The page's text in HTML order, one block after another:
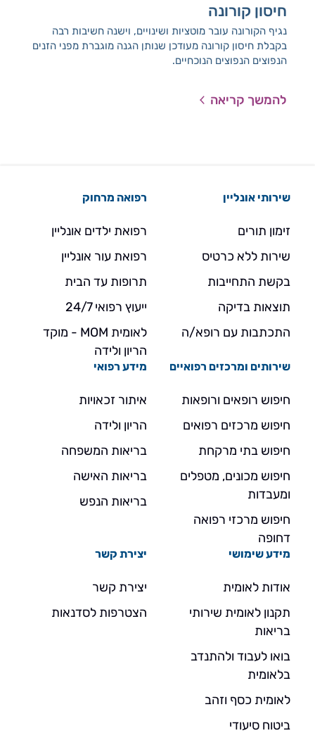
חיסון קורונה
נגיף הקורונה עובר מוטציות ושינויים, וישנה חשיבות רבה
בקבלת חיסון קורונה מעודכן שנותן הגנה מוגברת מפני הזנים
הנפוצים הנפוצים הנוכחיים.
להמשך קריאה
שירותי אונליין
זימון תורים
שירות ללא כרטיס
בקשת התחייבות
תוצאות בדיקה
התכתבות עם רופא/ה
רפואה מרחוק
רפואת ילדים אונליין
רפואת עור אונליין
תרופות עד הבית
ייעוץ רפואי 24/7
לאומית MOM - מוקד
הריון ולידה
שירותים ומרכזים רפואיים
חיפוש רופאים ורופאות
חיפוש מרכזים רפואים
חיפוש בתי מרקחת
חיפוש מכונים, מטפלים
ומעבדות
חיפוש מרכזי רפואה
דחופה
מידע רפואי
איתור זכאויות
הריון ולידה
בריאות המשפחה
בריאות האישה
בריאות הנפש
מידע שימושי
אודות לאומית
תקנון לאומית שירותי
בריאות
בואו לעבוד ולהתנדב
בלאומית
לאומית כסף וזהב
ביטוח סיעודי
יצירת קשר
יצירת קשר
הצטרפות לסדנאות